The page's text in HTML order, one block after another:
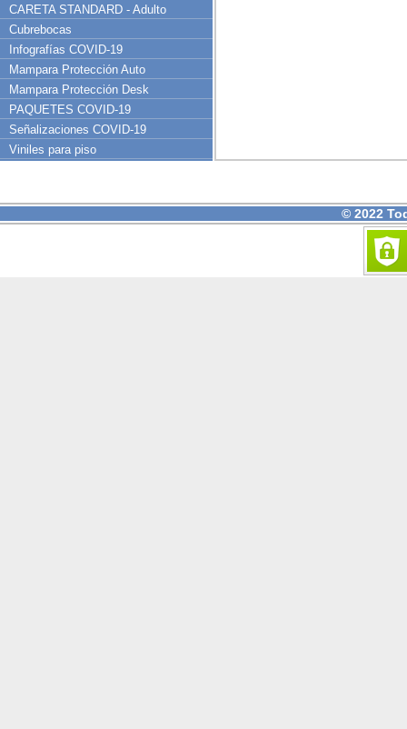
CARETA STANDARD - Adulto
Cubrebocas
Infografías COVID-19
Mampara Protección Auto
Mampara Protección Desk
PAQUETES COVID-19
Señalizaciones COVID-19
Viniles para piso
© 2022